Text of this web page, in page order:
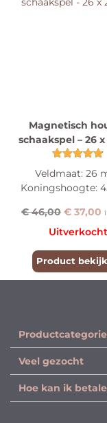
Magnetisch
schaakspel – 26
4.86
uit 5
Veldmaat: 26
Koningshoogte:
€46,00 € 37,00
Uitverkocht
Product
Veel gezocht
Hoe kan ik